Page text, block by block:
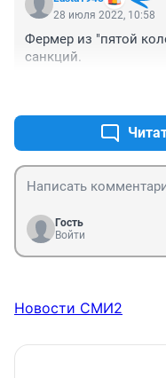
28 июля 2022, 10:58
Фермер из "пятой
санкций.
Гость
Войти
Новости СМИ2